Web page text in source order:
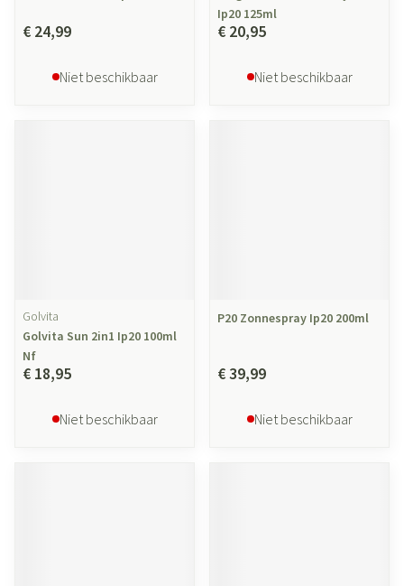
€ 24,99
Niet beschikbaar
Ip20 125ml
€ 20,95
Niet beschikbaar
Golvita
Golvita Sun 2in1 Ip20 100ml
Nf
€ 18,95
Niet beschikbaar
P20 Zonnespray Ip20 200ml
€ 39,99
Niet beschikbaar